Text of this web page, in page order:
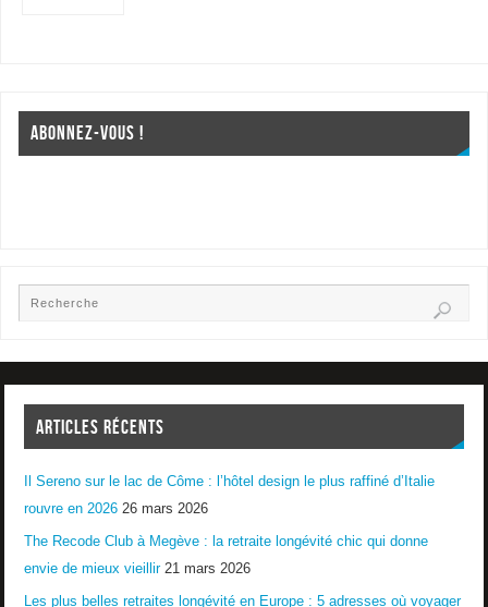
ABONNEZ-VOUS !
ARTICLES RÉCENTS
Il Sereno sur le lac de Côme : l’hôtel design le plus raffiné d’Italie
rouvre en 2026 26 mars 2026
The Recode Club à Megève : la retraite longévité chic qui donne
envie de mieux vieillir 21 mars 2026
Les plus belles retraites longévité en Europe : 5 adresses où voyager